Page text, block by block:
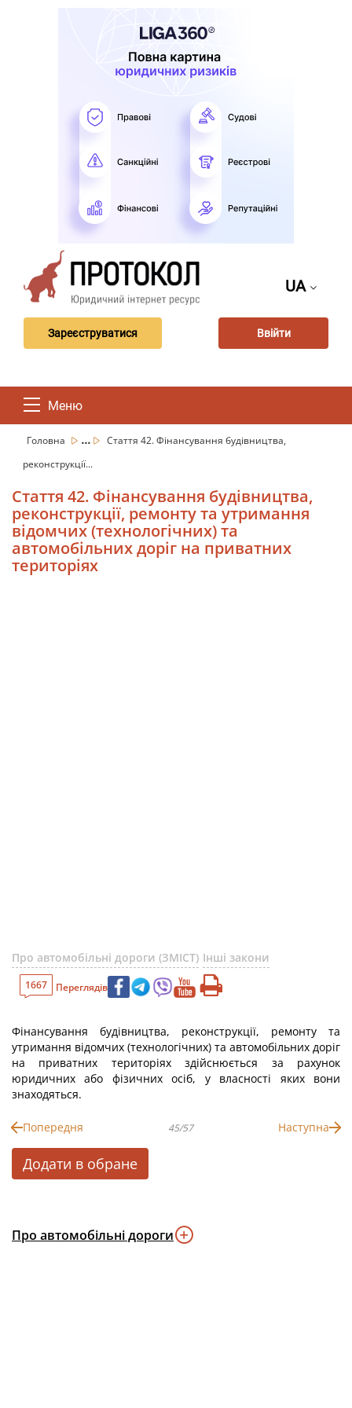
UA
Зареєструватися Ввійти
Меню
Головна ...
Стаття 42. Фінансування будівництва,
реконструкції...
Стаття 42. Фінансування будівництва,
реконструкції, ремонту та утримання
відомчих (технологічних) та
автомобільних доріг на приватних
територіях
Про автомобільні дороги (ЗМІСТ) Інші закони
1667 Переглядів
Фінансування будівництва, реконструкції, ремонту та
утримання відомчих (технологічних) та автомобільних доріг
на приватних територіях здійснюється за рахунок
юридичних або фізичних осіб, у власності яких вони
знаходяться.
Попередня 45/57 Наступна
Додати в обране
Про автомобільні дороги